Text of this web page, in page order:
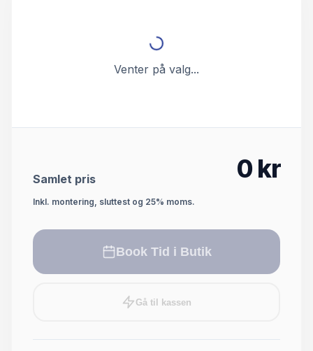
Venter på valg...
Samlet pris 0 kr
Inkl. montering, sluttest og 25% moms.
Book Tid i Butik
Gå til kassen